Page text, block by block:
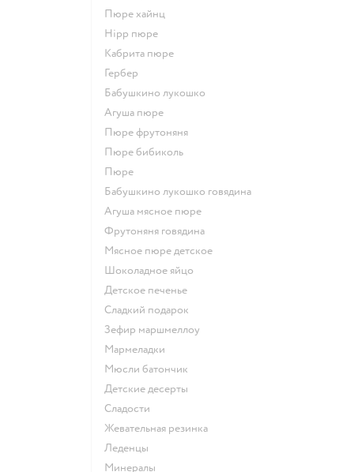
пюре хайнц
hipp пюре
кабрита пюре
гербер
бабушкино лукошко
агуша пюре
пюре фрутоняня
пюре бибиколь
пюре
бабушкино лукошко говядина
агуша мясное пюре
фрутоняня говядина
мясное пюре детское
шоколадное яйцо
детское печенье
сладкий подарок
зефир маршмеллоу
мармеладки
мюсли батончик
детские десерты
сладости
жевательная резинка
леденцы
Минералы